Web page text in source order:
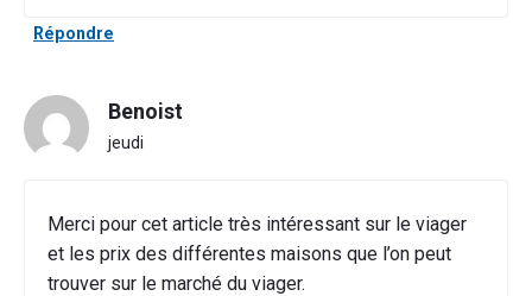
Répondre
Benoist
jeudi
Merci pour cet article très intéressant sur le viager
et les prix des différentes maisons que l’on peut
trouver sur le marché du viager.